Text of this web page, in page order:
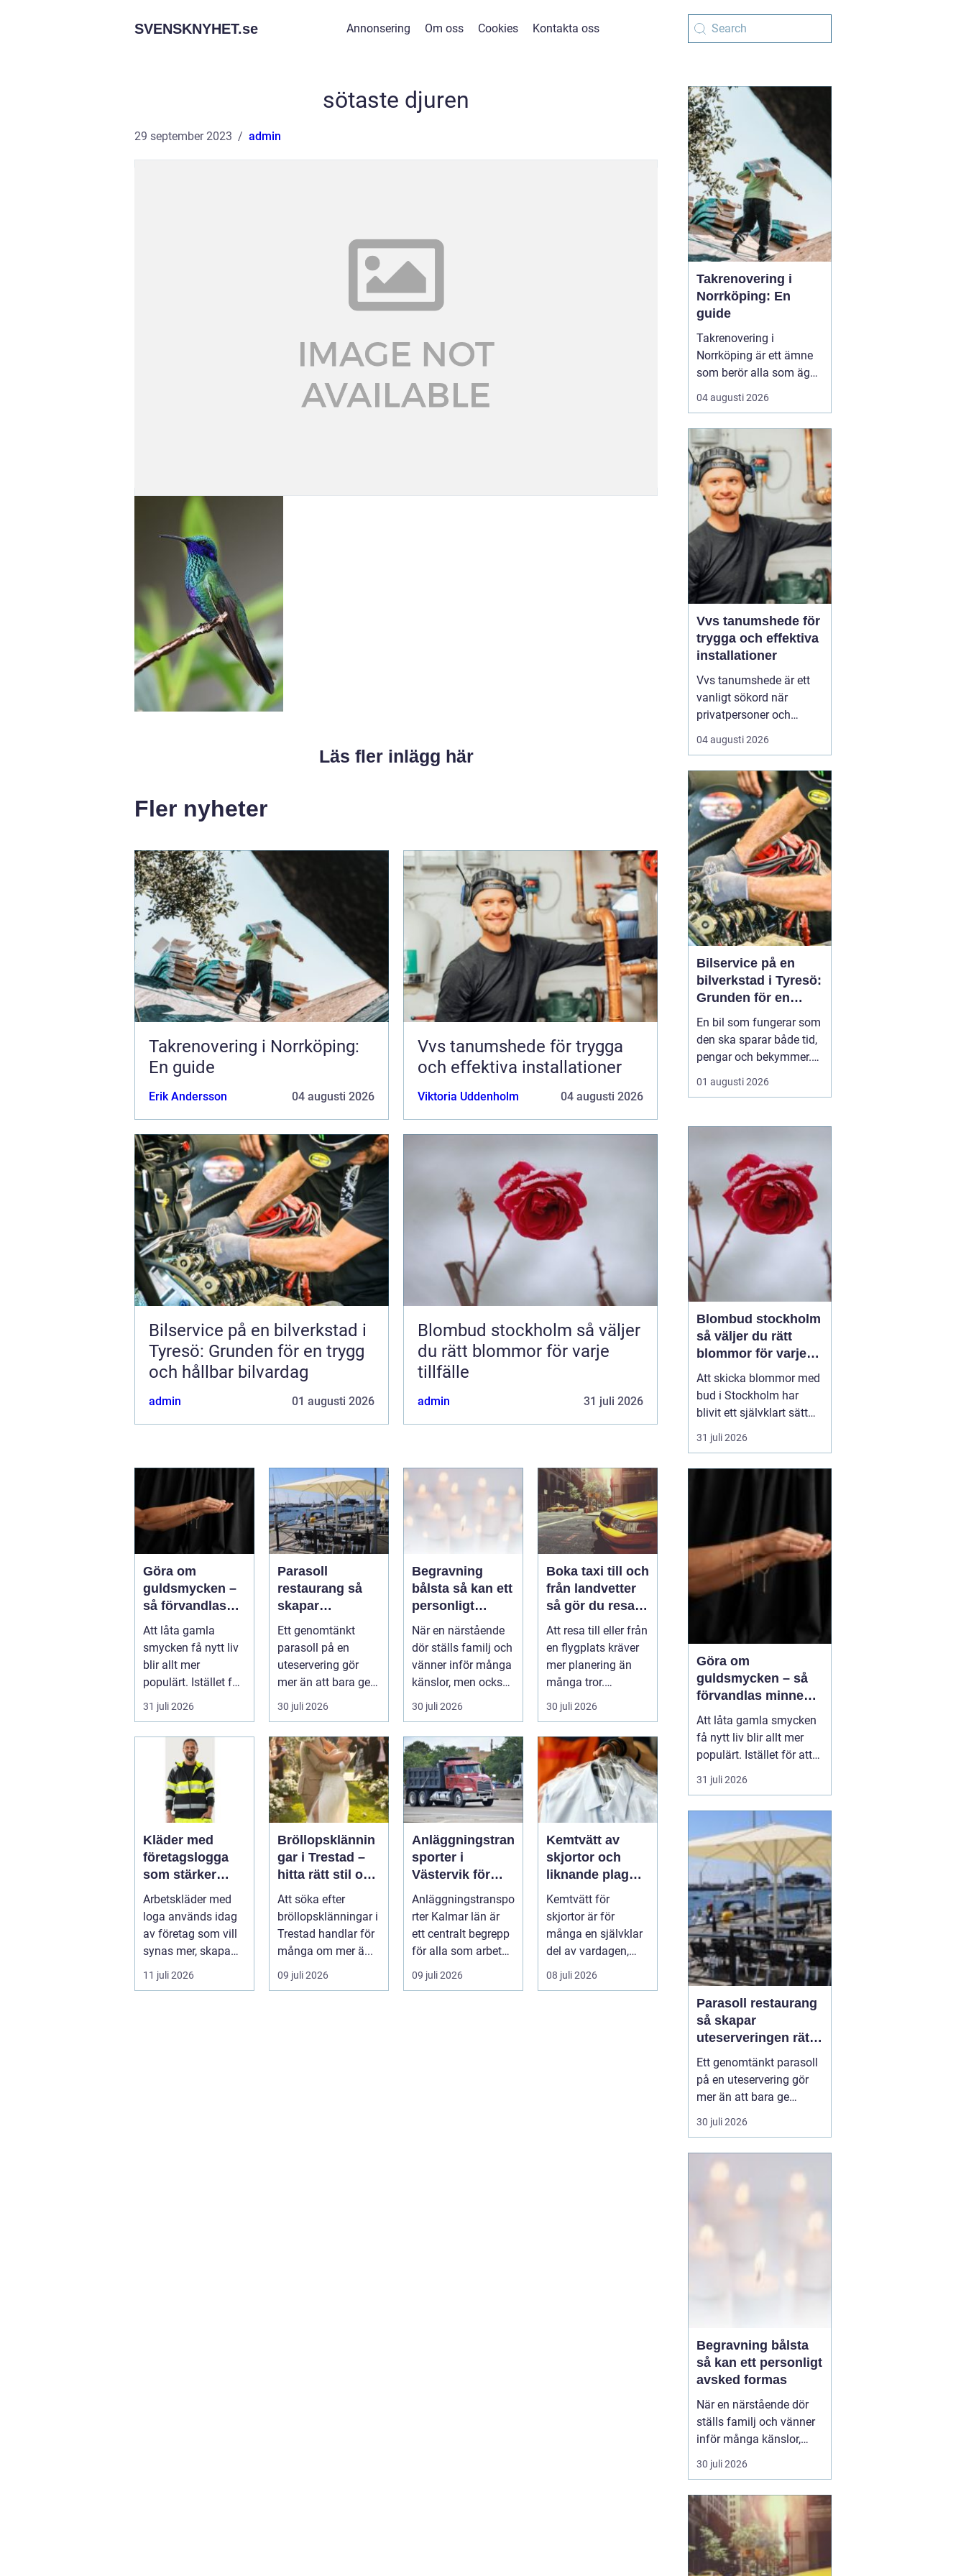
SVENSKNYHET.se Annonsering Om oss Cookies Kontakta oss
sötaste djuren
29 september 2023 admin
Läs fler inlägg här
Fler nyheter
Takrenovering i Norrköping:
En guide
Erik Andersson 04 augusti 2026
Vvs tanumshede för trygga
och effektiva installationer
Viktoria Uddenholm 04 augusti 2026
Bilservice på en bilverkstad i
Tyresö: Grunden för en trygg
och hållbar bilvardag
admin 01 augusti 2026
Blombud stockholm så väljer
du rätt blommor för varje
tillfälle
admin 31 juli 2026
Göra om
guldsmycken –
så förvandlas
minnen till nya
favoriter
Att låta gamla
smycken få nytt liv
blir allt mer
populärt. Istället för
a...
31 juli 2026
Parasoll
restaurang så
skapar
uteserveringen
rätt känsla året
runt
Ett genomtänkt
parasoll på en
uteservering gör
mer än att bara ge
skugga. Det
påverkar hur länge
gäs...
30 juli 2026
Begravning
bålsta så kan ett
personligt
avsked formas
När en närstående
dör ställs familj och
vänner inför många
känslor, men också
praktiska beslut. En
b...
30 juli 2026
Boka taxi till och
från landvetter
så gör du resan
trygg och
smidig
Att resa till eller från
en flygplats kräver
mer planering än
många tror.
Flygtider, packning,
säker...
30 juli 2026
Kläder med
företagslogga
som stärker
varumärket
varje dag
Arbetskläder med
loga används idag
av företag som vill
synas mer, skapa
stolthet inte...
11 juli 2026
Bröllopsklännin
gar i Trestad –
hitta rätt stil och
passform inför
den stora dagen
Att söka efter
bröllopsklänningar i
Trestad handlar för
många om mer ä...
09 juli 2026
Anläggningstran
sporter i
Västervik för
effektiva
byggprojekt
Anläggningstranspo
rter Kalmar län är
ett centralt begrepp
för alla som arbetar
m...
09 juli 2026
Kemtvätt av
skjortor och
liknande plagg:
Så fungerar
professionell
klädvård i
praktiken
Kemtvätt för
skjortor är för
många en självklar
del av vardagen,
men ...
08 juli 2026
Takrenovering i
Norrköping: En
guide
Takrenovering i
Norrköping är ett ämne
som berör alla som äger
hus, radhus eller
flerfamiljshus i området.
viktigaste skydd mot
regn, snö och fukt, och
en i tid genomförd
renovering kan sp...
04 augusti 2026
Vvs tanumshede för
trygga och effektiva
installationer
Vvs tanumshede är ett
vanligt sökord när
privatpersoner och
företag behöver hjälp
med värme, vatten och
Många undrar vad som
skiljer en seriös vvs
partner från en tillfällig
lösning, hur en
installation bör gå till
och vilka...
04 augusti 2026
Bilservice på en
bilverkstad i Tyresö:
Grunden för en
trygg och hållbar
bilvardag
En bil som fungerar som
den ska sparar både tid,
pengar och bekymmer.
För många förare blir
servicefrågan ändå
tills en varningslampa
känns fel. Ge...
01 augusti 2026
Blombud stockholm
så väljer du rätt
blommor för varje
tillfälle
Att skicka blommor med
bud i Stockholm har
blivit ett självklart sätt
att visa omtanke, fira
stora händelser eller
svårt att formulera i ord.
sekunder, oavsett om
mottagaren befinner sig
på konto...
31 juli 2026
Göra om
guldsmycken – så
förvandlas minnen
till nya favoriter
Att låta gamla smycken
få nytt liv blir allt mer
populärt. Istället för att
låta arvegods ligga i en
låda kan de formas om
passar stilen i dag och
bär med sig historien.
N&au...
31 juli 2026
Parasoll restaurang
så skapar
uteserveringen rätt
känsla året runt
Ett genomtänkt parasoll
på en uteservering gör
mer än att bara ge
skugga. Det påverkar hur
länge gästerna stannar,
och om de väljer att
komma tillbaka. När
kraven på komfort,
30 juli 2026
Begravning bålsta
så kan ett personligt
avsked formas
När en närstående dör
ställs familj och vänner
inför många känslor,
men också praktiska
beslut.
ceremoni i någon av
Håbo församlings kyrkor
eller ka...
30 juli 2026